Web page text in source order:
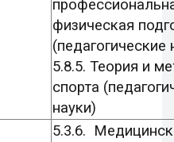
физическая
(педагогические
5.8.5. Теория и
спорта
науки)
5.3.6.